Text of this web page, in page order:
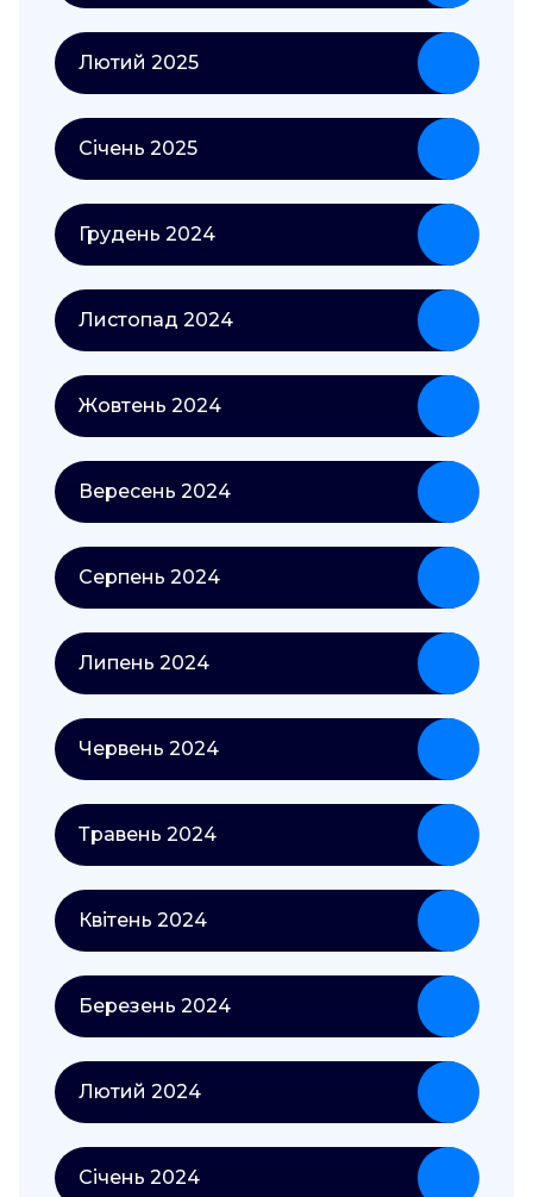
Лютий 2025
Січень 2025
Грудень 2024
Листопад 2024
Жовтень 2024
Вересень 2024
Серпень 2024
Липень 2024
Червень 2024
Травень 2024
Квітень 2024
Березень 2024
Лютий 2024
Січень 2024